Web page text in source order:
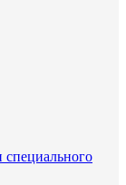
специального